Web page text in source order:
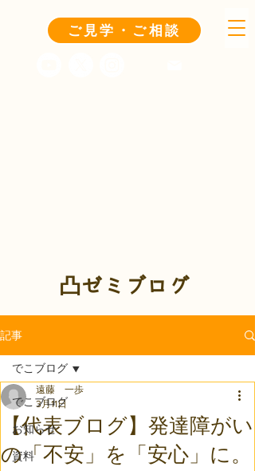
ご見学・ご相談
凸ゼミブログ
記事
でこブログ
お知らせ
資料
でこブログ
【代表ブログ】発達障がい
の「不安」を「安心」に。
遠藤 一歩
3月11日